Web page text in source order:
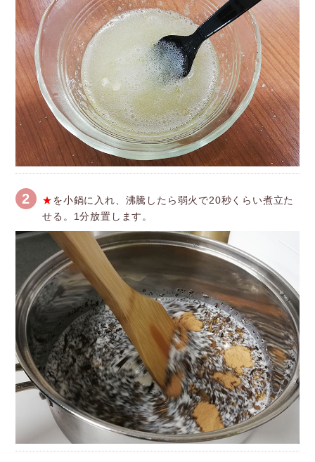
2 ★を小鍋に入れ、沸騰したら弱火で20秒くらい煮立た
せる。1分放置します。